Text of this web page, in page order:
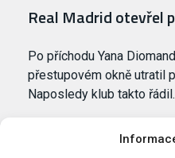
Real Madrid otevřel
Po příchodu Yana
přestupovém okně utratil
Naposledy klub takto